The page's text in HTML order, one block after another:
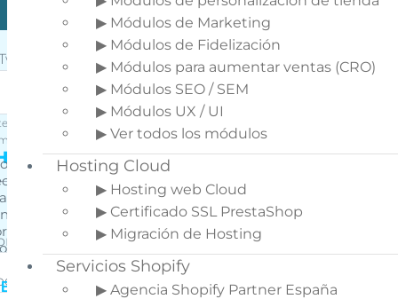
campo es un campo de validación y debe quedar sin
de tu proyecto?
información sobre lo que
si con los detalles enviados podemos
un presupuesto lo haremos, en caso
te propondremos tener una reunión
videoconferencia para hablar de tu
y presentarte una propuesta.
Email
▶ Módulos de Marketing
▶ Módulos de Fidelización
▶ Módulos para aumentar ventas (CRO)
▶ Módulos SEO / SEM
▶ Módulos UX / UI
▶ Ver todos los módulos
Hosting Cloud
▶ Hosting web Cloud
▶ Certificado SSL PrestaShop
▶ Migración de Hosting
Servicios Shopify
▶ Agencia Shopify Partner España